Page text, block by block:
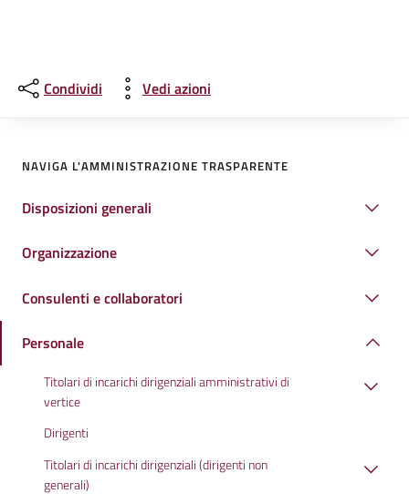
Condividi Vedi azioni
NAVIGA L'AMMINISTRAZIONE TRASPARENTE
Disposizioni generali
Organizzazione
Consulenti e collaboratori
Personale
Titolari di incarichi dirigenziali amministrativi di
vertice
Dirigenti
Titolari di incarichi dirigenziali (dirigenti non
generali)